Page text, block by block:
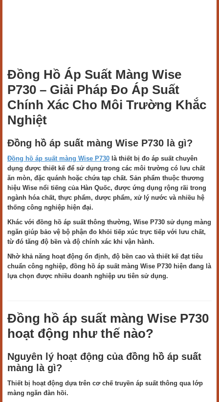
Đồng Hồ Áp Suất Màng Wise
P730 – Giải Pháp Đo Áp Suất
Chính Xác Cho Môi Trường Khắc
Nghiệt
Đồng hồ áp suất màng Wise P730 là gì?
Đồng hồ áp suất màng Wise P730 là thiết bị đo áp suất chuyên
dụng được thiết kế để sử dụng trong các môi trường có lưu chất
ăn mòn, đặc quánh hoặc chứa tạp chất. Sản phẩm thuộc thương
hiệu Wise nổi tiếng của Hàn Quốc, được ứng dụng rộng rãi trong
ngành hóa chất, thực phẩm, dược phẩm, xử lý nước và nhiều hệ
thống công nghiệp hiện đại.
Khác với đồng hồ áp suất thông thường, Wise P730 sử dụng màng
ngăn giúp bảo vệ bộ phận đo khỏi tiếp xúc trực tiếp với lưu chất,
từ đó tăng độ bền và độ chính xác khi vận hành.
Nhờ khả năng hoạt động ổn định, độ bền cao và thiết kế đạt tiêu
chuẩn công nghiệp, đồng hồ áp suất màng Wise P730 hiện đang là
lựa chọn được nhiều doanh nghiệp ưu tiên sử dụng.
Đồng hồ áp suất màng Wise P730
hoạt động như thế nào?
Nguyên lý hoạt động của đồng hồ áp suất
màng là gì?
Thiết bị hoạt động dựa trên cơ chế truyền áp suất thông qua lớp
màng ngăn đàn hồi.